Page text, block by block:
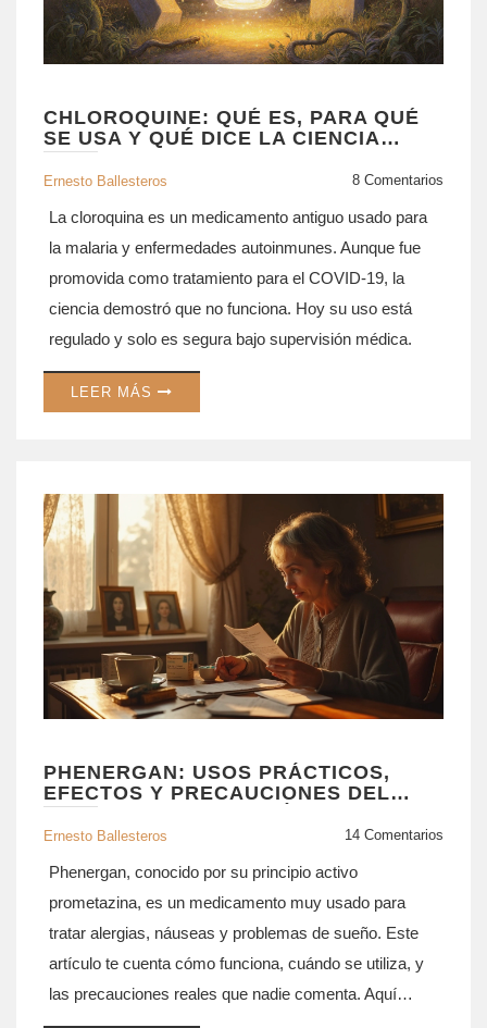
CHLOROQUINE: QUÉ ES, PARA QUÉ
SE USA Y QUÉ DICE LA CIENCIA
ACTUAL
Ernesto Ballesteros 8 Comentarios
La cloroquina es un medicamento antiguo usado para
la malaria y enfermedades autoinmunes. Aunque fue
promovida como tratamiento para el COVID-19, la
ciencia demostró que no funciona. Hoy su uso está
regulado y solo es segura bajo supervisión médica.
LEER MÁS
PHENERGAN: USOS PRÁCTICOS,
EFECTOS Y PRECAUCIONES DEL
POPULAR ANTIHISTAMÍNICO
Ernesto Ballesteros 14 Comentarios
Phenergan, conocido por su principio activo
prometazina, es un medicamento muy usado para
tratar alergias, náuseas y problemas de sueño. Este
artículo te cuenta cómo funciona, cuándo se utiliza, y
las precauciones reales que nadie comenta. Aquí
verás anécdotas, mitos comunes y consejos para